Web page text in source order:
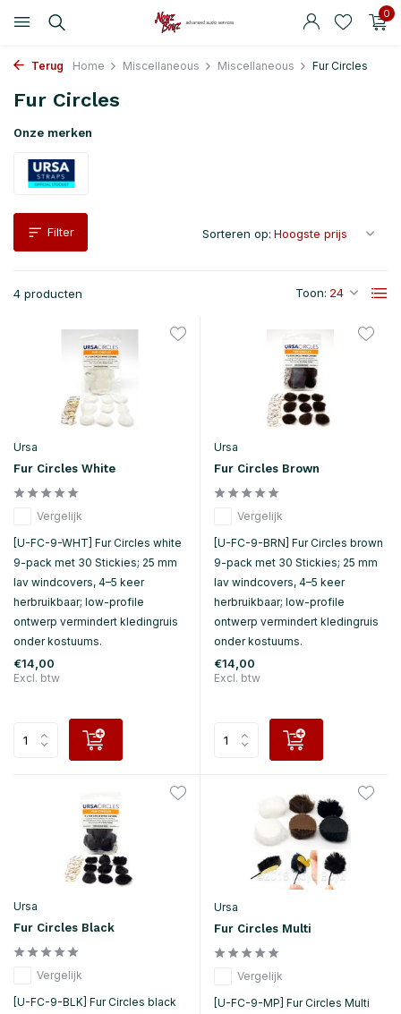
0
Terug Home Miscellaneous Miscellaneous Fur Circles
Fur Circles
Onze merken
Filter
4 producten Toon:
Sorteren op:
Ursa
Fur Circles White
Vergelijk
[U-FC-9-WHT] Fur Circles white
9-pack met 30 Stickies; 25 mm
lav windcovers, 4–5 keer
herbruikbaar; low-profile
ontwerp vermindert kledingruis
onder kostuums.
€14,00
Excl. btw
Ursa
Fur Circles Brown
Vergelijk
[U-FC-9-BRN] Fur Circles brown
9-pack met 30 Stickies; 25 mm
lav windcovers, 4–5 keer
herbruikbaar; low-profile
ontwerp vermindert kledingruis
onder kostuums.
€14,00
Excl. btw
Ursa
Fur Circles Black
Vergelijk
[U-FC-9-BLK] Fur Circles black
Ursa
Fur Circles Multi
Vergelijk
[U-FC-9-MP] Fur Circles Multi